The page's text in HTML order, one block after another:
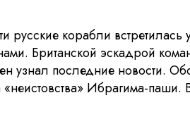
русские корабли встретилась
Британской эскадрой
узнал последние новости.
Ибрагима-